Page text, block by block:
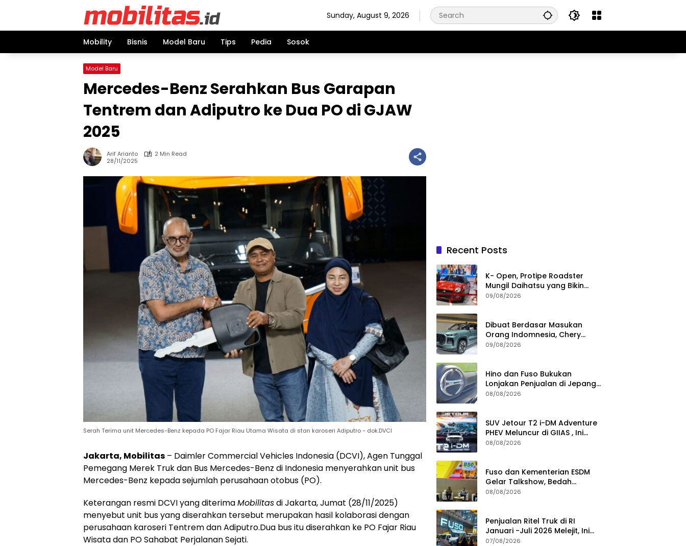
Sunday, August 9, 2026
Mobility Bisnis Model Baru Tips Pedia Sosok
Model Baru
Mercedes-Benz Serahkan Bus Garapan
Tentrem dan Adiputro ke Dua PO di GJAW
2025
Arif Arianto
2 Min Read
28/11/2025
Serah Terima unit Mercedes-Benz kepada PO Fajar Riau Utama Wisata di stan karoseri Adiputro - dok.DVCI
Jakarta, Mobilitas – Daimler Commercial Vehicles Indonesia (DCVI), Agen Tunggal
Pemegang Merek Truk dan Bus Mercedes-Benz di Indonesia menyerahkan unit bus
Mercedes-Benz kepada sejumlah perusahaan otobus (PO).
Keterangan resmi DCVI yang diterimaMobilitasdi Jakarta, Jumat (28/11/2025)
menyebut unit bus yang diserahkan tersebut merupakan hasil kolaborasi dengan
perusahaan karoseri Tentrem dan Adiputro.Dua bus itu diserahkan ke PO Fajar Riau
Wisata dan PO Sahabat Perjalanan Sejati.
Recent Posts
K- Open, Protipe Roadster
Mungil Daihatsu yang Bikin
Pengunjung GIIAS 2026
09/08/2026
Dibuat Berdasar Masukan
Orang Indomnesia, Chery
Tiggo V Meluncur di RI Kuartal
09/08/2026
Hino dan Fuso Bukukan
Lonjakan Penjualan di Jepang
selama Januari – Juli 2026
08/08/2026
SUV Jetour T2 i-DM Adventure
PHEV Meluncur di GIIAS , Ini
Keistimewaannya
08/08/2026
Fuso dan Kementerian ESDM
Gelar Talkshow, Bedah
Roadmap B50 hingga
08/08/2026
Penjualan Ritel Truk di RI
Januari -Juli 2026 Melejit, Ini
Pemicunya
07/08/2026